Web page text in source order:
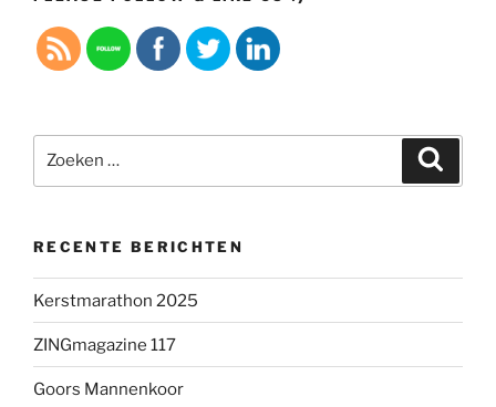
naar:
RECENTE BERICHTEN
Kerstmarathon 2025
ZINGmagazine 117
Goors Mannenkoor